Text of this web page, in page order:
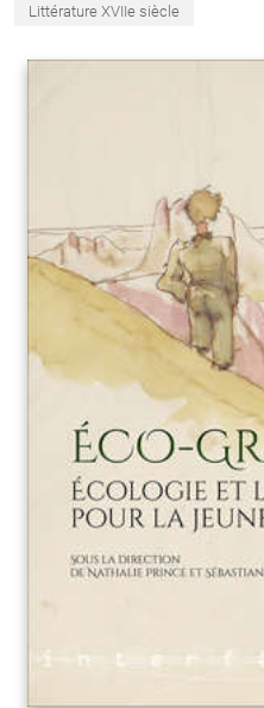
Littérature XVIIe siècle